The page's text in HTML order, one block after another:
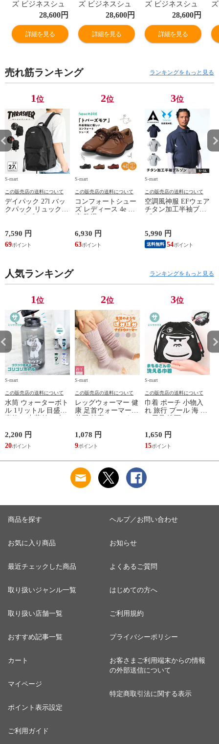
ズ ビジネスシュ
ーズ 本革 3e ス
トレートチップ
革靴 通勤 紳士靴
レースアップ 日
28,600円
詳細を見る
ズ ビジネスシュ
ーズ 本革 3e ス
トレートチップ
革靴 通勤 紳士靴
レースアップ 日
28,600円
詳細を見る
ズ ビジネスシュ
ーズ 本革 3e ス
トレートチップ
革靴 通勤 紳士靴
レースアップ 日
28,600円
詳細を見る
売れ筋ランキング ランキングをもっと見る
1位
S-mart
この販売店の送料について
デイパック 27l バッ
クパック リュック
鞄 機内持ち込み 夏
スラッシャー
THRASHER r1929
7,590 円
69
2位
S-mart
この販売店の送料について
コンフォートシュー
ズ レディース 4e 幅
シューズ 黒 トパー
ズ モア 靴 カジュア
ルシューズ 外反母趾
TOPAZ 1410
6,930 円
63
3位
S-mart
この販売店の送料について
空調風神服 EFウェア
チタン加工半袖ブル
ジャケット 遮熱 作
業服 作業着 上着 ア
タックベース KF100
5,990 円
送料無料 54
人気ランキング ランキングをもっと見る
1位
S-mart
この販売店の送料について
水筒 ウォーターボト
ル 1リットル 目盛り
マイボトル 動物 ア
ニマル ゴリラ ごリ
ラックス ゴリゴリボ
2,200 円
20
2位
S-mart
この販売店の送料について
レッグウォーマー 健
康 足首ウォーマー
ふんわり 足湯のよう
なぽかぽかナイトウ
ォーマー inf-26
1,078 円
9
3位
S-mart
この販売店の送料について
巾着 ポーチ 小物入
れ 旅行 プール 海 バ
サウナ ごリラックス
まもるさんの洗える
巾着 ブラック 黒
1,650 円
15
商品を探す
お気に入り商品
最近チェックした商品
取り扱いジャンル一覧
取り扱い店舗一覧
おすすめ記事一覧
カート
マイページ
ポイント表示設定
ご利用ガイド
ヘルプ／お問い合わせ
お知らせ
よくあるご質問
はじめての方へ
ご利用規約
プライバシーポリシー
お客さまご利用端末からの情報
の外部送信について
特定商取引法に関する表示